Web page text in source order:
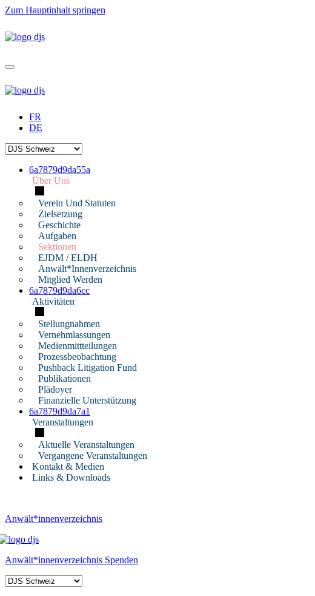
Zum Hauptinhalt springen
FR
DE
6a7879d9da55a
Über Uns
Verein Und Statuten
Zielsetzung
Geschichte
Aufgaben
Sektionen
EJDM / ELDH
Anwält*innenverzeichnis
Mitglied Werden
6a7879d9da6cc
Aktivitäten
Stellungnahmen
Vernehmlassungen
Medienmittteilungen
Prozessbeobachtung
Pushback Litigation Fund
Publikationen
Plädoyer
Finanzielle Unterstützung
6a7879d9da7a1
Veranstaltungen
Aktuelle Veranstaltungen
Vergangene Veranstaltungen
Kontakt & Medien
Links & Downloads
Anwält*innenverzeichnis
Anwält*innenverzeichnis Spenden